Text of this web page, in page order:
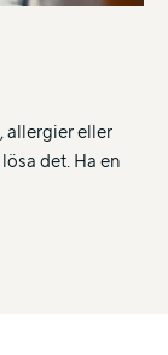
allergier eller
det. Ha en